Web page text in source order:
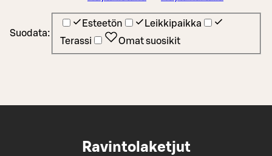
Suodata:
Esteetön
Leikkipaikka
Terassi
Omat suosikit
Ravintolaketjut